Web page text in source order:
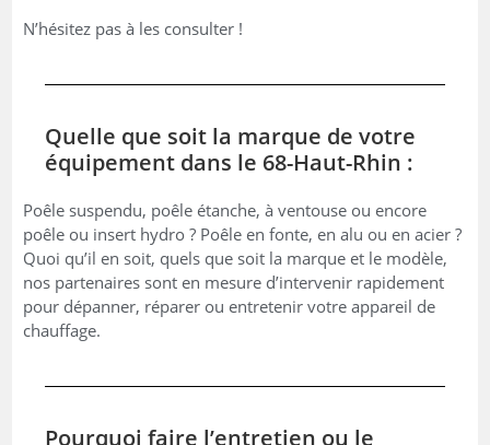
N’hésitez pas à les consulter !
Quelle que soit la marque de votre
équipement dans le 68-Haut-Rhin :
Poêle suspendu, poêle étanche, à ventouse ou encore
poêle ou insert hydro ? Poêle en fonte, en alu ou en acier ?
Quoi qu’il en soit, quels que soit la marque et le modèle,
nos partenaires sont en mesure d’intervenir rapidement
pour dépanner, réparer ou entretenir votre appareil de
chauffage.
Pourquoi faire l’entretien ou le